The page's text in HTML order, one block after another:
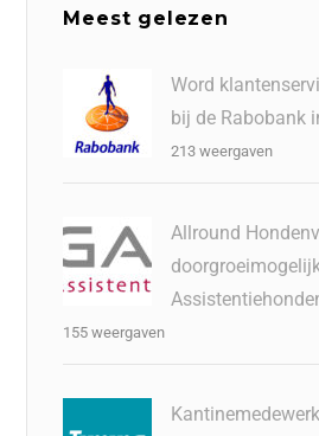
Meest gelezen
Word
bij de Rabobank
213 weergaven
Allround
155 weergaven